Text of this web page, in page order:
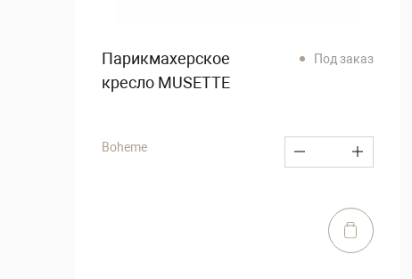
Парикмахерское
кресло MUSETTE
Под заказ
Boheme